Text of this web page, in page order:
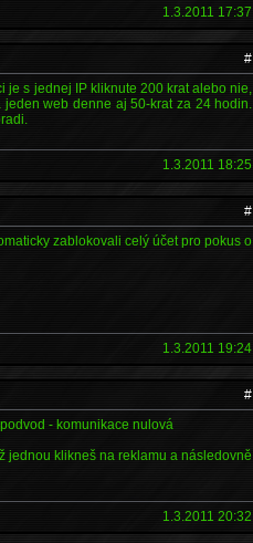
1.3.2011 17:37
#
s jednej IP kliknute 200 krat alebo nie,
web denne aj 50-krat za 24 hodin.
1.3.2011 18:25
#
zablokovali celý účet pro pokus o
1.3.2011 19:24
#
- komunikace nulová
jednou klikneš na reklamu a následovně
1.3.2011 20:32